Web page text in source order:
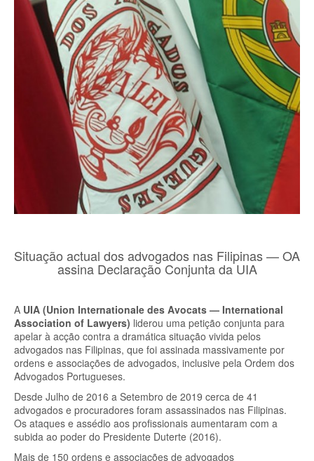
Situação actual dos advogados nas Filipinas — OA
assina Declaração Conjunta da UIA
A UIA (Union Internationale des Avocats — International
Association of Lawyers) liderou uma petição conjunta para
apelar à acção contra a dramática situação vivida pelos
advogados nas Filipinas, que foi assinada massivamente por
ordens e associações de advogados, inclusive pela Ordem dos
Advogados Portugueses.
Desde Julho de 2016 a Setembro de 2019 cerca de 41
advogados e procuradores foram assassinados nas Filipinas.
Os ataques e assédio aos profissionais aumentaram com a
subida ao poder do Presidente Duterte (2016).
Mais de 150 ordens e associações de advogados